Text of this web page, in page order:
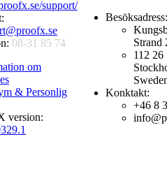
support/
08-31 85 74
om
& Personlig
version:
Besöksadress:
Strand
112 26
Konktakt:
+46 8